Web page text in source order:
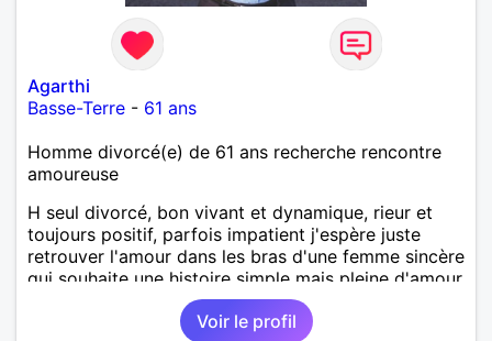
Agarthi
Basse-Terre - 61 ans
Homme divorcé(e) de 61 ans recherche rencontre
amoureuse
H seul divorcé, bon vivant et dynamique, rieur et
toujours positif, parfois impatient j'espère juste
retrouver l'amour dans les bras d'une femme sincère
qui souhaite une histoire simple mais pleine d'amour
Voir le profil